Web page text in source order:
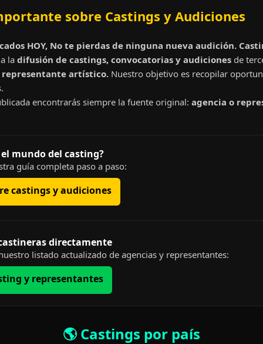
sobre Castings y Audiciones
HOY, No te pierdas de ninguna nueva audición.
la difusión de castings, convocatorias y audiciones de
representante artístico. Nuestro objetivo es recopilar
encontrarás siempre la fuente original: agencia o
el mundo del casting?
guía completa paso a paso:
castings y audiciones
directamente
listado actualizado de agencias y representantes:
y representantes
🌎 Castings por país